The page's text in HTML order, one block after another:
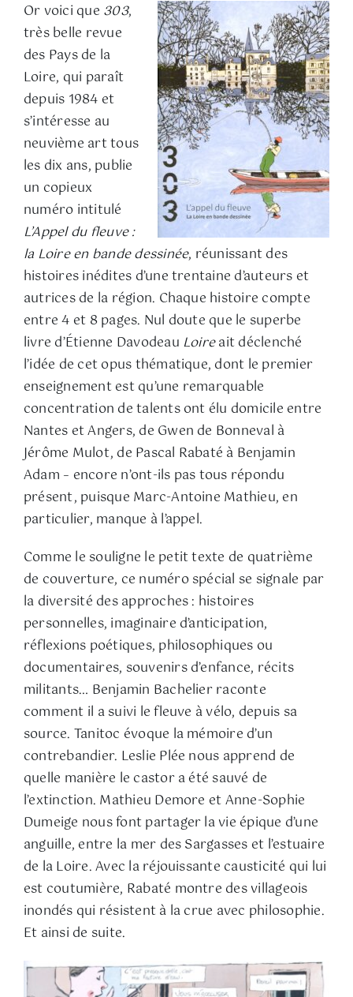
Or voici que 303,
très belle revue
des Pays de la
Loire, qui paraît
depuis 1984 et
s’intéresse au
neuvième art tous
les dix ans, publie
un copieux
numéro intitulé
L’Appel du fleuve :
la Loire en bande dessinée, réunissant des
histoires inédites d’une trentaine d’auteurs et
autrices de la région. Chaque histoire compte
entre 4 et 8 pages. Nul doute que le superbe
livre d’Étienne Davodeau Loireait déclenché
l’idée de cet opus thématique, dont le premier
enseignement est qu’une remarquable
concentration de talents ont élu domicile entre
Nantes et Angers, de Gwen de Bonneval à
Jérôme Mulot, de Pascal Rabaté à Benjamin
Adam – encore n’ont-ils pas tous répondu
présent, puisque Marc-Antoine Mathieu, en
particulier, manque à l’appel.
Comme le souligne le petit texte de quatrième
de couverture, ce numéro spécial se signale par
la diversité des approches : histoires
personnelles, imaginaire d’anticipation,
réflexions poétiques, philosophiques ou
documentaires, souvenirs d’enfance, récits
militants… Benjamin Bachelier raconte
comment il a suivi le fleuve à vélo, depuis sa
source. Tanitoc évoque la mémoire d’un
contrebandier. Leslie Plée nous apprend de
quelle manière le castor a été sauvé de
l’extinction. Mathieu Demore et Anne-Sophie
Dumeige nous font partager la vie épique d’une
anguille, entre la mer des Sargasses et l’estuaire
de la Loire. Avec la réjouissante causticité qui lui
est coutumière, Rabaté montre des villageois
inondés qui résistent à la crue avec philosophie.
Et ainsi de suite.